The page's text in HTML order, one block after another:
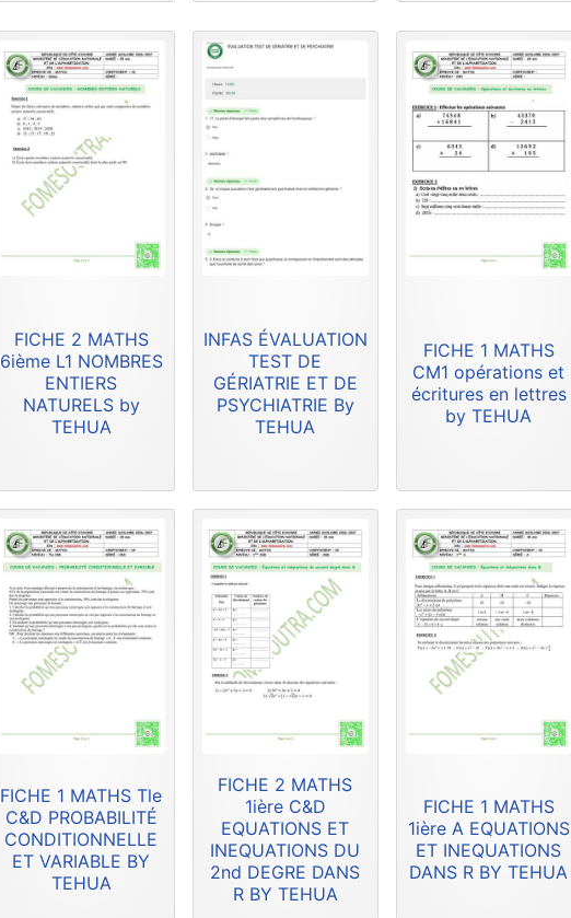
FICHE 2 MATHS
6ième L1 NOMBRES
ENTIERS
NATURELS by
TEHUA
INFAS ÉVALUATION
TEST DE
GÉRIATRIE ET DE
PSYCHIATRIE By
TEHUA
FICHE 1 MATHS
CM1 opérations et
écritures en lettres
by TEHUA
FICHE 1 MATHS Tle
C&D PROBABILITÉ
CONDITIONNELLE
ET VARIABLE BY
TEHUA
FICHE 2 MATHS
1ière C&D
EQUATIONS ET
INEQUATIONS DU
2nd DEGRE DANS
R BY TEHUA
FICHE 1 MATHS
1ière A EQUATIONS
ET INEQUATIONS
DANS R BY TEHUA